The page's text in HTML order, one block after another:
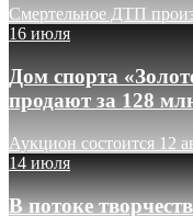
Смертельное ДТП
16 июля
Дом спорта
продают за 128
Аукцион состоится 12
14 июля
В потоке